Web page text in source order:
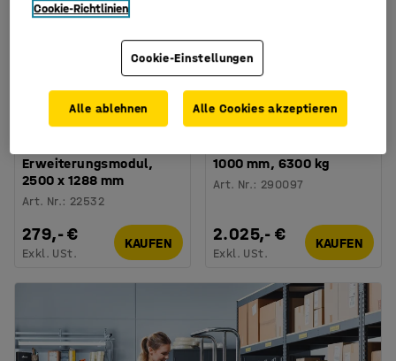
Verfügbar in verschiedenen
Ausführungen
Kragarmregal PLUS
Erweiterungsmodul,
2500 x 1288 mm
Art. Nr.: 22532
279,- €
Exkl. USt.
KAUFEN
Kragarmregal EXPAND, 3
1000 mm, 6300 kg
Art. Nr.: 290097
2.025,- €
Exkl. USt.
KAUFEN
Cookie-Richtlinien
Cookie-Einstellungen
Alle ablehnen Alle Cookies akzeptieren